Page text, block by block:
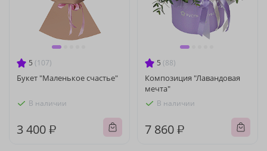
5 (107)
Букет "Маленькое счастье"
В наличии
3 400 ₽
5 (88)
Композиция "Лавандовая
мечта"
В наличии
7 860 ₽